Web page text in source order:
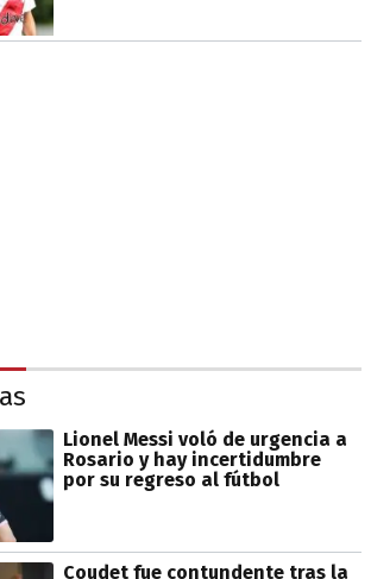
Lionel Messi voló de urgencia a
Rosario y hay incertidumbre
por su regreso al fútbol
Coudet fue contundente tras la